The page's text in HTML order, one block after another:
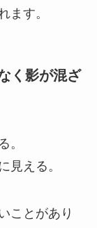
ます。
く影が混ざ
。
見える。
ことがあり